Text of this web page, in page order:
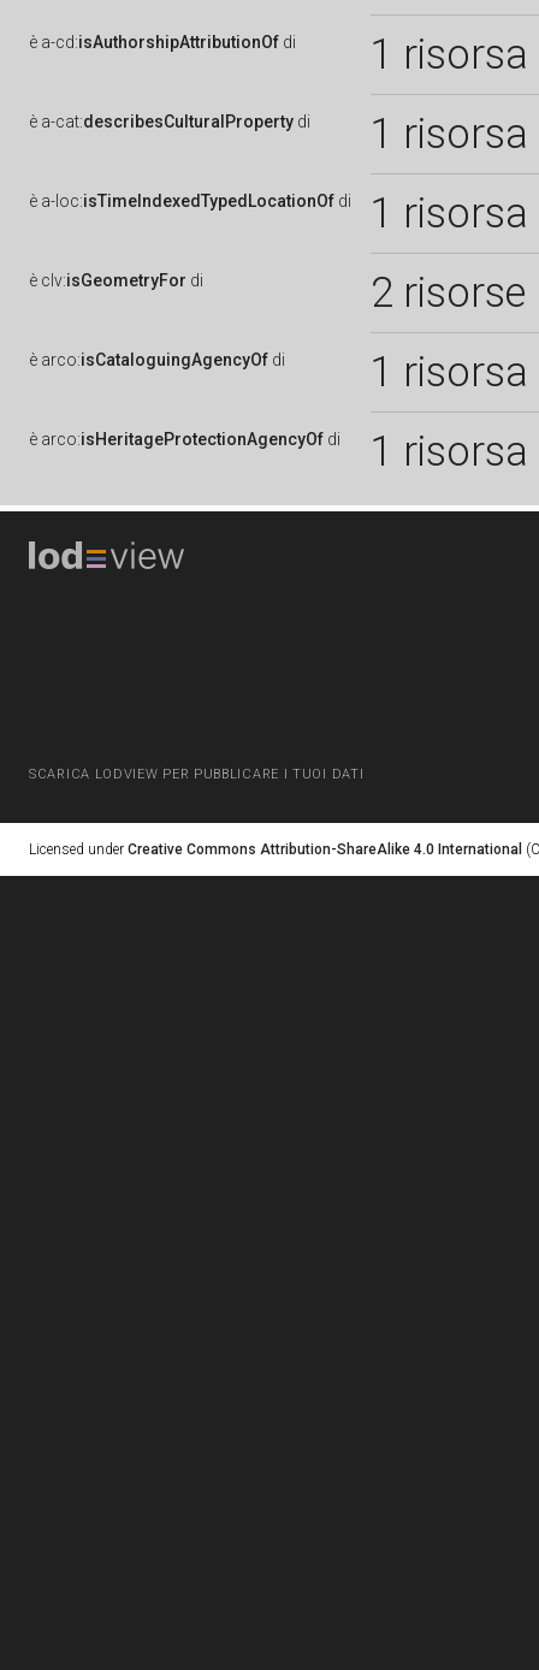
è a-cd:isAuthorshipAttributionOf di 1 risorsa
è a-cat:describesCulturalProperty di 1 risorsa
è a-loc:isTimeIndexedTypedLocationOf di 1 risorsa
è clv:isGeometryFor di 2 risorse
è arco:isCataloguingAgencyOf di 1 risorsa
è arco:isHeritageProtectionAgencyOf di 1 risorsa
SCARICA LODVIEW PER PUBBLICARE I TUOI DATI
Licensed under Creative Commons Attribution-ShareAlike 4.0 International